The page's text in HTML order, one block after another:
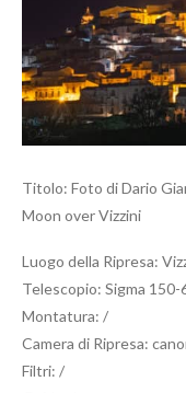
Titolo: Foto di Dario
Moon over Vizzini
Luogo della Ripresa:
Telescopio: Sigma 150-
Montatura: /
Camera di Ripresa:
Filtri: /